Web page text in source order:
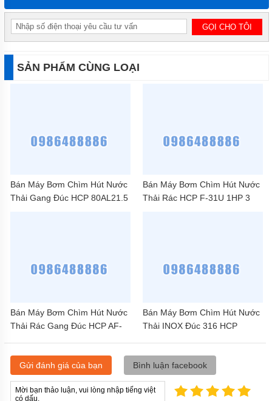
SẢN PHẨM CÙNG LOẠI
Bán Máy Bơm Chìm Hút Nước
Thải Gang Đúc HCP 80AL21.5
Bán Máy Bơm Chìm Hút Nước
Thải Rác HCP F-31U 1HP 3
Bán Máy Bơm Chìm Hút Nước
Thải Rác Gang Đúc HCP AF-
Bán Máy Bơm Chìm Hút Nước
Thải INOX Đúc 316 HCP
Gửi đánh giá của bạn Bình luận facebook